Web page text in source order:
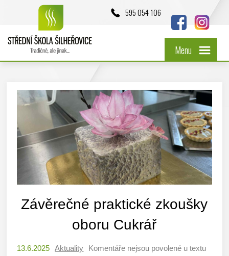
595 054 106
Menu
Závěrečné praktické zkoušky
oboru Cukrář
13.6.2025 Aktuality Komentáře nejsou povolené u textu